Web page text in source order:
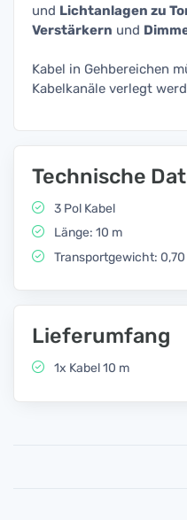
und Lichtanlagen zu
Verstärkern und
Kabel in Gehbereichen
Kabelkanäle verlegt
Technische
3 Pol Kabel
Länge: 10 m
Transportgewicht: 0,70
Lieferumfang
1x Kabel 10 m